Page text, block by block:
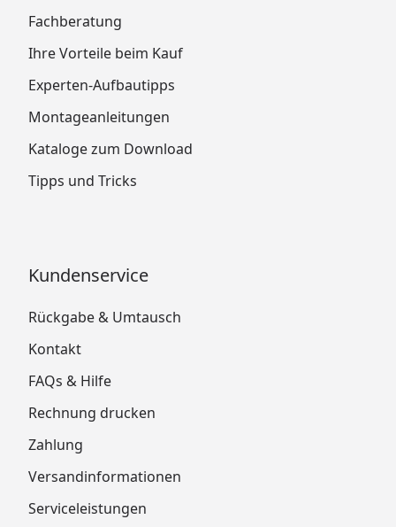
Fachberatung
Ihre Vorteile beim Kauf
Experten-Aufbautipps
Montageanleitungen
Kataloge zum Download
Tipps und Tricks
Kundenservice
Rückgabe & Umtausch
Kontakt
FAQs & Hilfe
Rechnung drucken
Zahlung
Versandinformationen
Serviceleistungen